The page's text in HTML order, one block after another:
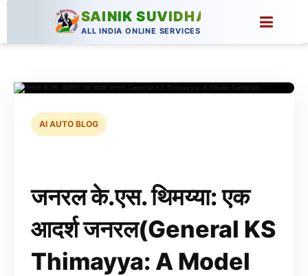
SAINIK SUVIDHA
ALL INDIA ONLINE SERVICES
AI AUTO BLOG
जनरल के.एस. थिमय्या: एक
आदर्श जनरल(General KS
Thimayya: A Model